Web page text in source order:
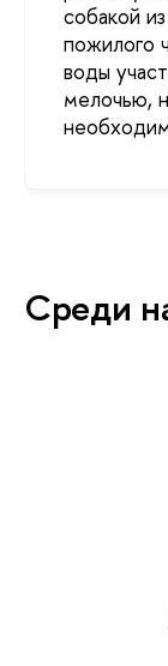
собакой
пожилого
воды
мелочью,
Среди